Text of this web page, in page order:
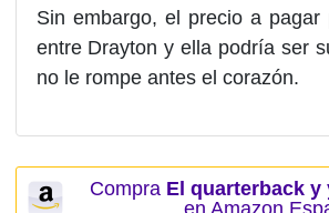
Sin embargo, el precio a
entre Drayton y ella podría ser
no le rompe antes el corazón.
Compra El quarterback y
en Amazon